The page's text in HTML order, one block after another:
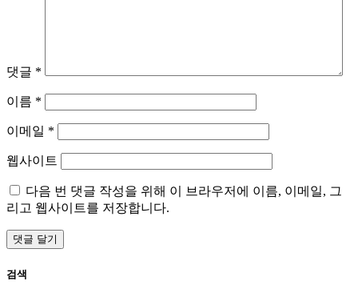
댓글 *
이름 *
이메일 *
웹사이트
다음 번 댓글 작성을 위해 이 브라우저에 이름, 이메일, 그
리고 웹사이트를 저장합니다.
검색